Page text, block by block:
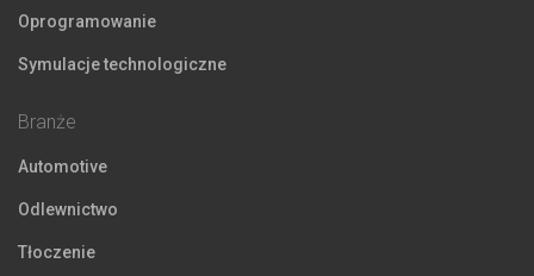
Oprogramowanie
Symulacje technologiczne
Branże
Automotive
Odlewnictwo
Tłoczenie